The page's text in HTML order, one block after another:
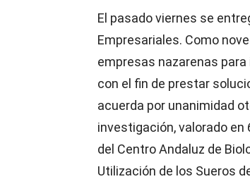
El pasado viernes se
Empresariales. Como
empresas nazarenas
con el fin de prestar
acuerda por unanimidad
investigación, valorado en
del Centro Andaluz de
Utilización de los Sueros